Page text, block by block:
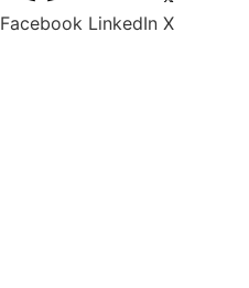
Facebook LinkedIn X